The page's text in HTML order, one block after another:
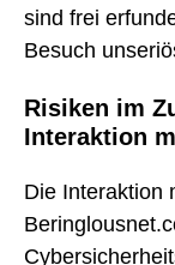
sind frei
Besuch
Risiken im
Interaktion
Die Interaktion